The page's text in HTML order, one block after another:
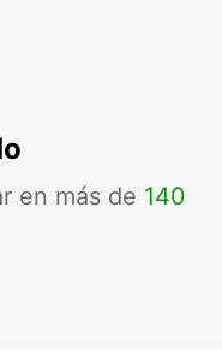
en más de 140